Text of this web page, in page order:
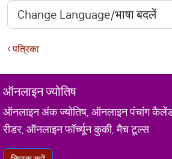
पत्रिका
ऑनलाइन ज्योतिष
ऑनलाइन अंक ज्योतिष, ऑनलाइन पंचांग
रीडर, ऑनलाइन फॉर्च्यून कुकी, मैच टूल्स